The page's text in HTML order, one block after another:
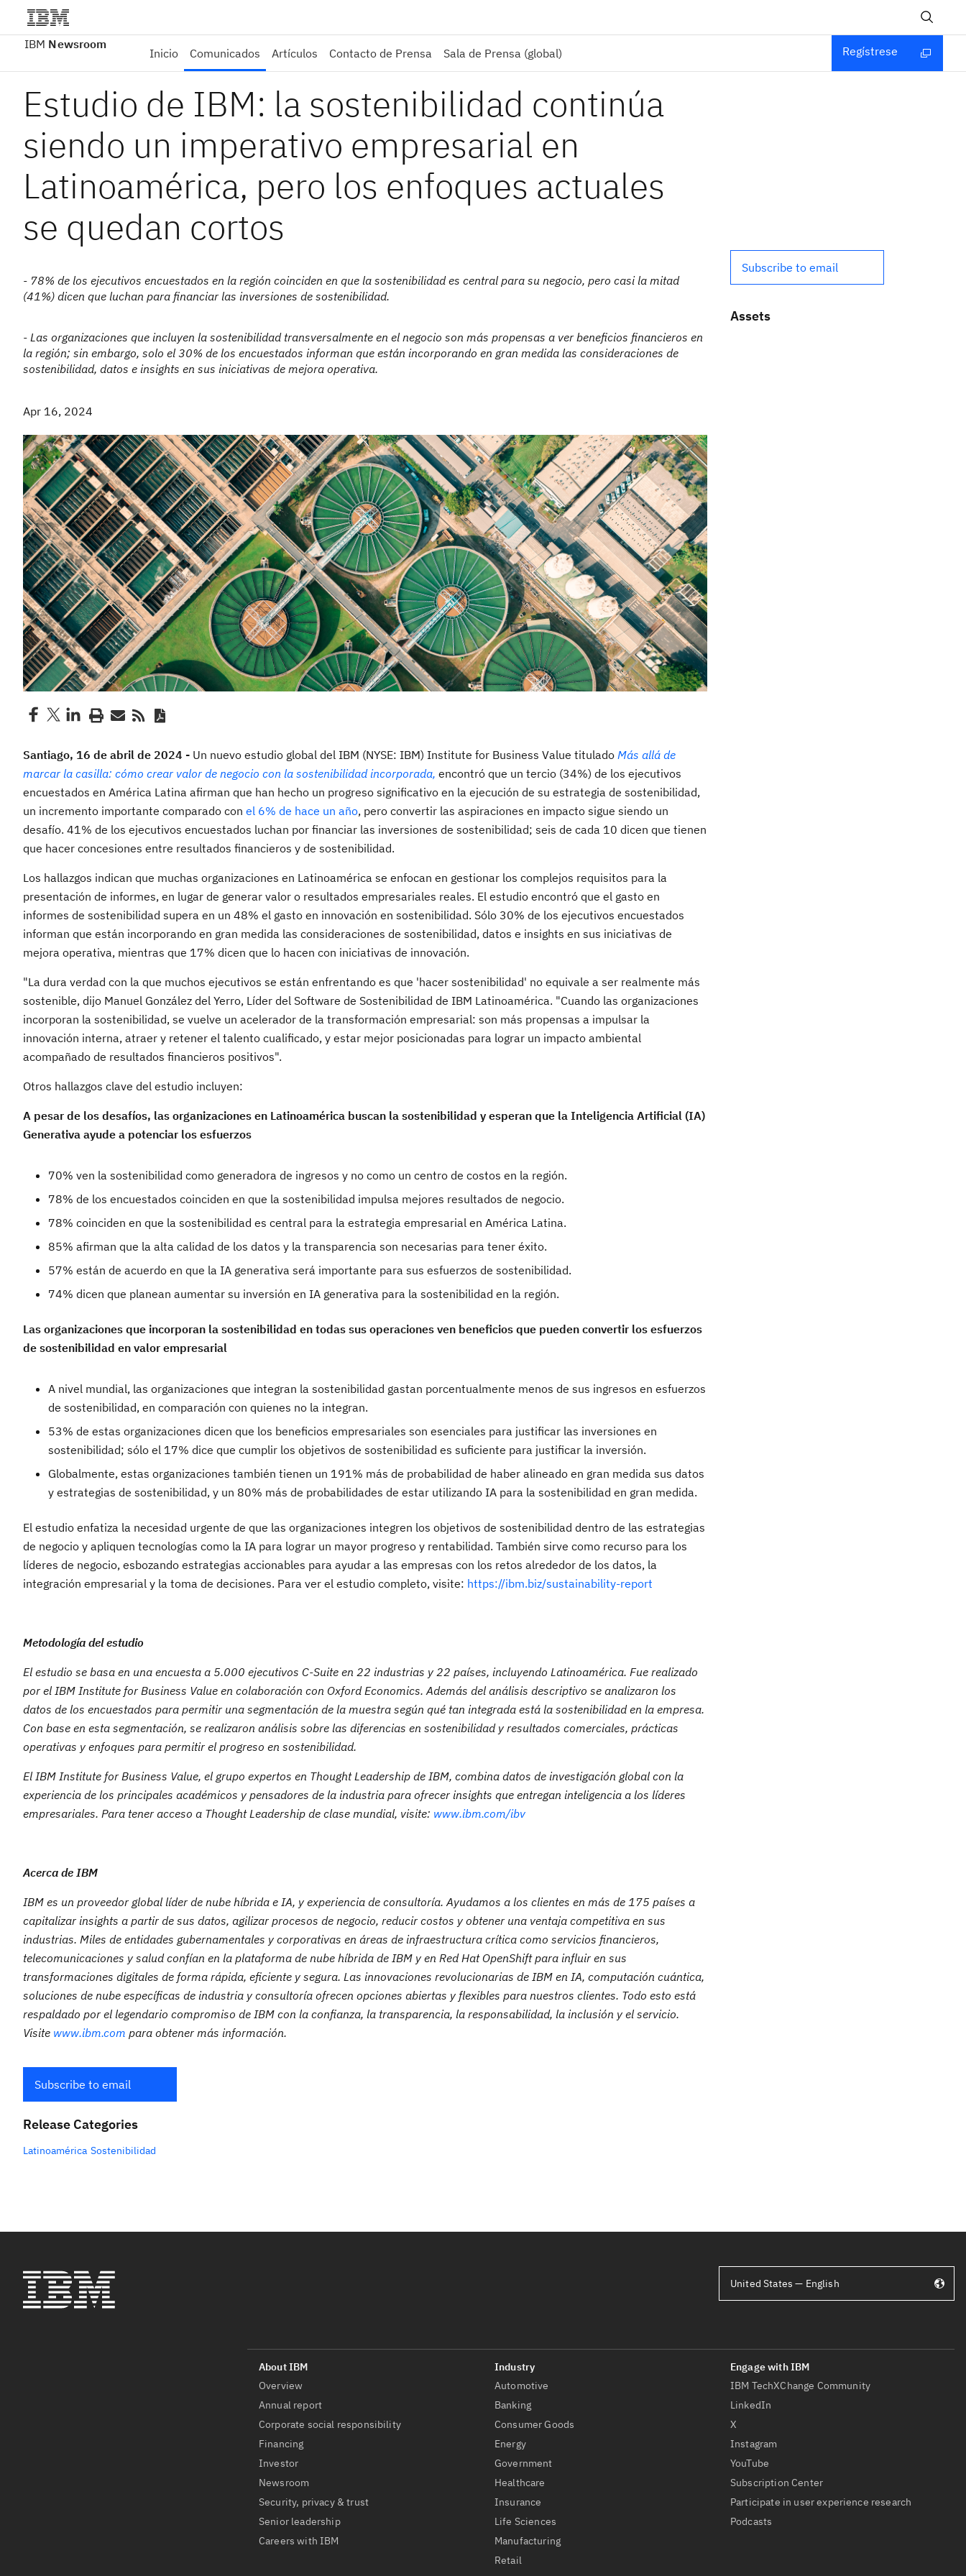
IBM Newsroom
Inicio Comunicados Artículos Contacto de Prensa Sala de Prensa (global) Regístrese
Estudio de IBM: la sostenibilidad continúa
siendo un imperativo empresarial en
Latinoamérica, pero los enfoques actuales
se quedan cortos
- 78% de los ejecutivos encuestados en la región coinciden en que la sostenibilidad es central para su negocio, pero casi la mitad
(41%) dicen que luchan para financiar las inversiones de sostenibilidad.
- Las organizaciones que incluyen la sostenibilidad transversalmente en el negocio son más propensas a ver beneficios financieros en
la región; sin embargo, solo el 30% de los encuestados informan que están incorporando en gran medida las consideraciones de
sostenibilidad, datos e insights en sus iniciativas de mejora operativa.
Apr 16, 2024
Santiago, 16 de abril de 2024 - Un nuevo estudio global del IBM (NYSE: IBM) Institute for Business Value titulado Más allá de
marcar la casilla: cómo crear valor de negocio con la sostenibilidad incorporada, encontró que un tercio (34%) de los ejecutivos
encuestados en América Latina afirman que han hecho un progreso significativo en la ejecución de su estrategia de sostenibilidad,
un incremento importante comparado con el 6% de hace un año, pero convertir las aspiraciones en impacto sigue siendo un
desafío. 41% de los ejecutivos encuestados luchan por financiar las inversiones de sostenibilidad; seis de cada 10 dicen que tienen
que hacer concesiones entre resultados financieros y de sostenibilidad.
Los hallazgos indican que muchas organizaciones en Latinoamérica se enfocan en gestionar los complejos requisitos para la
presentación de informes, en lugar de generar valor o resultados empresariales reales. El estudio encontró que el gasto en
informes de sostenibilidad supera en un 48% el gasto en innovación en sostenibilidad. Sólo 30% de los ejecutivos encuestados
informan que están incorporando en gran medida las consideraciones de sostenibilidad, datos e insights en sus iniciativas de
mejora operativa, mientras que 17% dicen que lo hacen con iniciativas de innovación.
"La dura verdad con la que muchos ejecutivos se están enfrentando es que 'hacer sostenibilidad' no equivale a ser realmente más
sostenible, dijo Manuel González del Yerro, Líder del Software de Sostenibilidad de IBM Latinoamérica. "Cuando las organizaciones
incorporan la sostenibilidad, se vuelve un acelerador de la transformación empresarial: son más propensas a impulsar la
innovación interna, atraer y retener el talento cualificado, y estar mejor posicionadas para lograr un impacto ambiental
acompañado de resultados financieros positivos".
Otros hallazgos clave del estudio incluyen:
A pesar de los desafíos, las organizaciones en Latinoamérica buscan la sostenibilidad y esperan que la Inteligencia Artificial (IA)
Generativa ayude a potenciar los esfuerzos
70% ven la sostenibilidad como generadora de ingresos y no como un centro de costos en la región.
78% de los encuestados coinciden en que la sostenibilidad impulsa mejores resultados de negocio.
78% coinciden en que la sostenibilidad es central para la estrategia empresarial en América Latina.
85% afirman que la alta calidad de los datos y la transparencia son necesarias para tener éxito.
57% están de acuerdo en que la IA generativa será importante para sus esfuerzos de sostenibilidad.
74% dicen que planean aumentar su inversión en IA generativa para la sostenibilidad en la región.
Las organizaciones que incorporan la sostenibilidad en todas sus operaciones ven beneficios que pueden convertir los esfuerzos
de sostenibilidad en valor empresarial
A nivel mundial, las organizaciones que integran la sostenibilidad gastan porcentualmente menos de sus ingresos en esfuerzos
de sostenibilidad, en comparación con quienes no la integran.
53% de estas organizaciones dicen que los beneficios empresariales son esenciales para justificar las inversiones en
sostenibilidad; sólo el 17% dice que cumplir los objetivos de sostenibilidad es suficiente para justificar la inversión.
Globalmente, estas organizaciones también tienen un 191% más de probabilidad de haber alineado en gran medida sus datos
y estrategias de sostenibilidad, y un 80% más de probabilidades de estar utilizando IA para la sostenibilidad en gran medida.
El estudio enfatiza la necesidad urgente de que las organizaciones integren los objetivos de sostenibilidad dentro de las estrategias
de negocio y apliquen tecnologías como la IA para lograr un mayor progreso y rentabilidad. También sirve como recurso para los
líderes de negocio, esbozando estrategias accionables para ayudar a las empresas con los retos alrededor de los datos, la
integración empresarial y la toma de decisiones. Para ver el estudio completo, visite: https://ibm.biz/sustainability-report
Metodología del estudio
El estudio se basa en una encuesta a 5.000 ejecutivos C-Suite en 22 industrias y 22 países, incluyendo Latinoamérica. Fue realizado
por el IBM Institute for Business Value en colaboración con Oxford Economics.Además del análisis descriptivo se analizaron los
datos de los encuestados para permitir una segmentación de la muestra según qué tan integrada está la sostenibilidad en la empresa.
Con base en esta segmentación, se realizaron análisis sobre las diferencias en sostenibilidad y resultados comerciales, prácticas
operativas y enfoques para permitir el progreso en sostenibilidad.
El IBM Institute for Business Value, el grupo expertos en Thought Leadership de IBM, combina datos de investigación global con la
experiencia de los principales académicos y pensadores de la industria para ofrecer insights que entregan inteligencia a los líderes
empresariales. Para tener acceso a Thought Leadership de clase mundial, visite: www.ibm.com/ibv
Acerca de IBM
IBM es un proveedor global líder de nube híbrida e IA, y experiencia de consultoría. Ayudamos a los clientes en más de 175 países a
capitalizar insights a partir de sus datos, agilizar procesos de negocio, reducir costos y obtener una ventaja competitiva en sus
industrias. Miles de entidades gubernamentales y corporativas en áreas de infraestructura crítica como servicios financieros,
telecomunicaciones y salud confían en la plataforma de nube híbrida de IBM y en Red Hat OpenShift para influir en sus
transformaciones digitales de forma rápida, eficiente y segura. Las innovaciones revolucionarias de IBM en IA, computación cuántica,
soluciones de nube específicas de industria y consultoría ofrecen opciones abiertas y flexibles para nuestros clientes. Todo esto está
respaldado por el legendario compromiso de IBM con la confianza, la transparencia, la responsabilidad, la inclusión y el servicio.
Visite www.ibm.com para obtener más información.
Subscribe to email
Release Categories
Latinoamérica Sostenibilidad
Subscribe to email
Assets
Overview
Annual report
Corporate social responsibility
Financing
Investor
Newsroom
Security, privacy & trust
Senior leadership
Careers with IBM
Automotive
Banking
Consumer Goods
Energy
Government
Healthcare
Insurance
Life Sciences
Manufacturing
Retail
IBM TechXChange Community
LinkedIn
X
Instagram
YouTube
Subscription Center
Participate in user experience research
Podcasts
United States — English